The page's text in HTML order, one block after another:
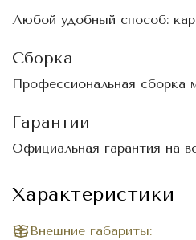
Любой удобный способ:
Сборка
Профессиональная сборка
Гарантии
Официальная гарантия на
Характеристики
Внешние габариты: